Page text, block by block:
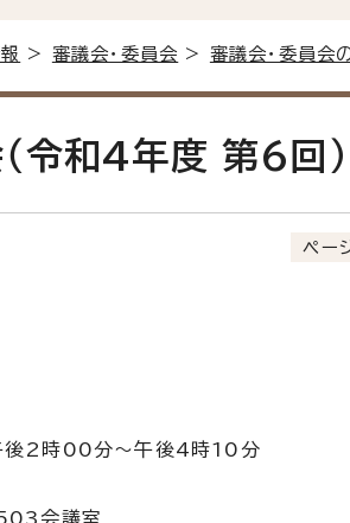
> 審議会・委員会 > 審議会・委員会
令和4年度 第6回）
ペー
後2時00分～午後4時10分
会議室